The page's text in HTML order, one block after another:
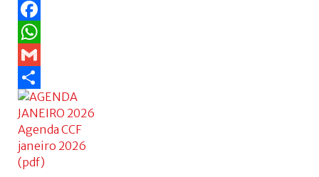
Facebook
WhatsApp
Gmail
Share
Agenda CCF
janeiro 2026
(pdf)